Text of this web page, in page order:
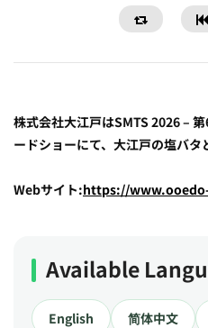
株式会社大江戸はSMTS 2026 –
ードショーにて、大江戸の塩バタ
Webサイト:https://
Available
English 简体中文